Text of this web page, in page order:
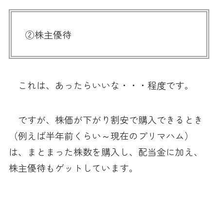
②株主優待
これは、あったらいいな・・・程度です。
ですが、株価が下がり割安で購入できるとき
（例えば半年前くらい～現在のプリマハム）
は、まとまった株数を購入し、配当金に加え、
株主優待もゲットしています。